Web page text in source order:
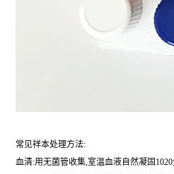
常见祥本处理方法:
血清:用无菌管收集,室温血液自然凝固